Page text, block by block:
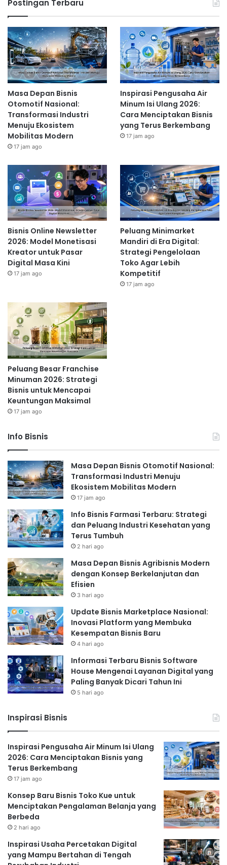
Postingan Terbaru
Masa Depan Bisnis
Otomotif Nasional:
Transformasi Industri
Menuju Ekosistem
Mobilitas Modern
17 jam ago
Inspirasi Pengusaha Air
Minum Isi Ulang 2026:
Cara Menciptakan Bisnis
yang Terus Berkembang
17 jam ago
Bisnis Online Newsletter
2026: Model Monetisasi
Kreator untuk Pasar
Digital Masa Kini
17 jam ago
Peluang Minimarket
Mandiri di Era Digital:
Strategi Pengelolaan
Toko Agar Lebih
Kompetitif
17 jam ago
Peluang Besar Franchise
Minuman 2026: Strategi
Bisnis untuk Mencapai
Keuntungan Maksimal
17 jam ago
Info Bisnis
Masa Depan Bisnis Otomotif Nasional:
Transformasi Industri Menuju
Ekosistem Mobilitas Modern
17 jam ago
Info Bisnis Farmasi Terbaru: Strategi
dan Peluang Industri Kesehatan yang
Terus Tumbuh
2 hari ago
Masa Depan Bisnis Agribisnis Modern
dengan Konsep Berkelanjutan dan
Efisien
3 hari ago
Update Bisnis Marketplace Nasional:
Inovasi Platform yang Membuka
Kesempatan Bisnis Baru
4 hari ago
Informasi Terbaru Bisnis Software
House Mengenai Layanan Digital yang
Paling Banyak Dicari Tahun Ini
5 hari ago
Inspirasi Bisnis
Inspirasi Pengusaha Air Minum Isi Ulang
2026: Cara Menciptakan Bisnis yang
Terus Berkembang
17 jam ago
Konsep Baru Bisnis Toko Kue untuk
Menciptakan Pengalaman Belanja yang
Berbeda
2 hari ago
Inspirasi Usaha Percetakan Digital
yang Mampu Bertahan di Tengah